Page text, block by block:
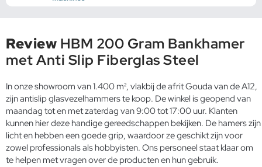
Review HBM 200 Gram Bankhamer
met Anti Slip Fiberglas Steel
In onze showroom van 1.400 m², vlakbij de afrit Gouda van de A12,
zijn antislip glasvezelhammers te koop. De winkel is geopend van
maandag tot en met zaterdag van 9:00 tot 17:00 uur. Klanten
kunnen hier deze handige gereedschappen bekijken. De hamers zijn
licht en hebben een goede grip, waardoor ze geschikt zijn voor
zowel professionals als hobbyisten. Ons personeel staat klaar om
te helpen met vragen over de producten en hun gebruik.